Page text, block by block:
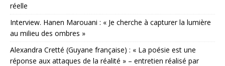
réelle
Interview. Hanen Marouani : « Je cherche à capturer la lumière
au milieu des ombres »
Alexandra Cretté (Guyane française) : « La poésie est une
réponse aux attaques de la réalité » – entretien réalisé par